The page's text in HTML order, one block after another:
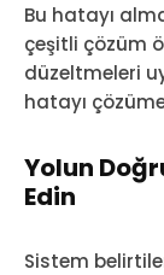
Bu hatayı
çeşitli çözüm
düzeltmeleri
hatayı
Yolun
Edin
Sistem